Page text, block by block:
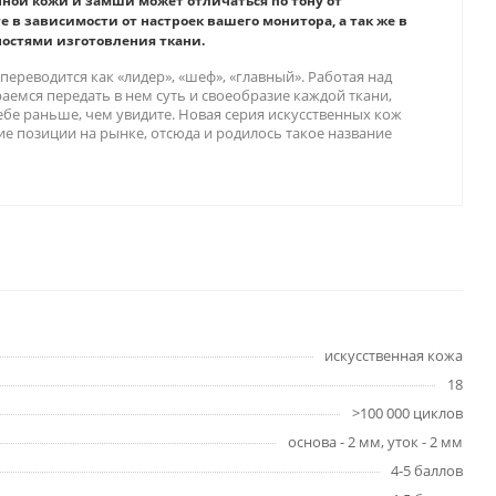
в зависимости от настроек вашего монитора, а так же в
изготовления ткани.
как «лидер», «шеф», «главный». Работая над
передать в нем суть и своеобразие каждой ткани,
раньше, чем увидите. Новая серия искусственных кож
позиции на рынке, отсюда и родилось такое название
искусственная кожа
18
>100 000 циклов
основа - 2 мм, уток - 2 мм
4-5 баллов